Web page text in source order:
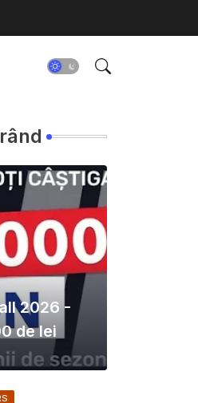
2026 -
de lei